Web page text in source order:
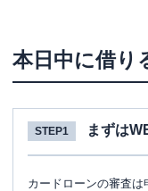
本日中に借り
STEP1 まずは
カードローンの審査